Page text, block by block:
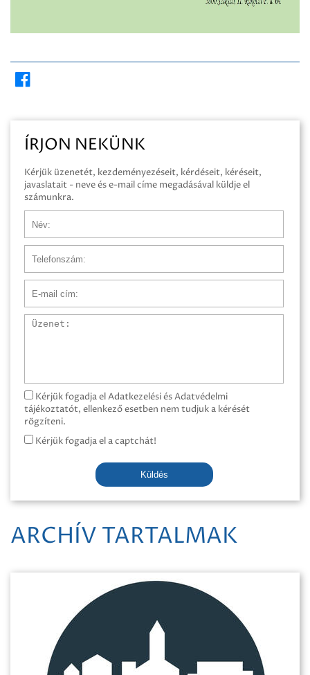
ÍRJON NEKÜNK
Kérjük üzenetét, kezdeményezéseit, kérdéseit, kéréseit,
javaslatait - neve és e-mail címe megadásával küldje el
számunkra.
Üzenet
Kérjük fogadja el Adatkezelési és Adatvédelmi
tájékoztatót, ellenkező esetben nem tudjuk a kérését
rögzíteni.
Kérjük fogadja el a captchát!
Küldés
ARCHÍV TARTALMAK